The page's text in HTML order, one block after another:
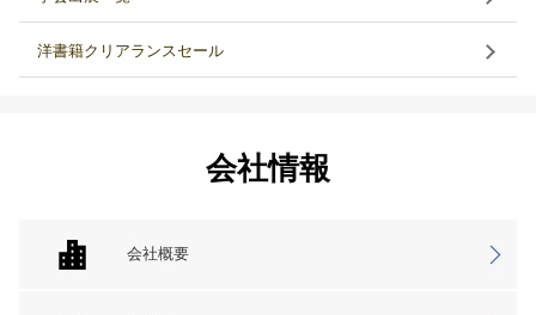
洋書籍クリアランスセール
会社情報
会社概要